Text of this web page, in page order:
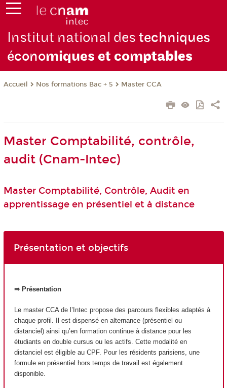
Institut national destechniques
économiques et comptables
Accueil Nos formations Bac + 5 Master CCA
Master Comptabilité, contrôle,
audit (Cnam-Intec)
Master Comptabilité, Contrôle, Audit en
apprentissage en présentiel et à distance
Présentation et objectifs
⇒ Présentation
Le master CCA de l’Intec propose des parcours flexibles adaptés à
chaque profil. Il est dispensé en alternance (présentiel ou
distanciel) ainsi qu’en formation continue à distance pour les
étudiants en double cursus ou les actifs. Cette modalité en
distanciel est éligible au CPF. Pour les résidents parisiens, une
formule en présentiel hors temps de travail est également
disponible.